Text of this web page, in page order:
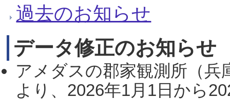
過去のお知らせ
データ修正のお知らせ
アメダスの郡家観測所（
より、2026年1月1日から